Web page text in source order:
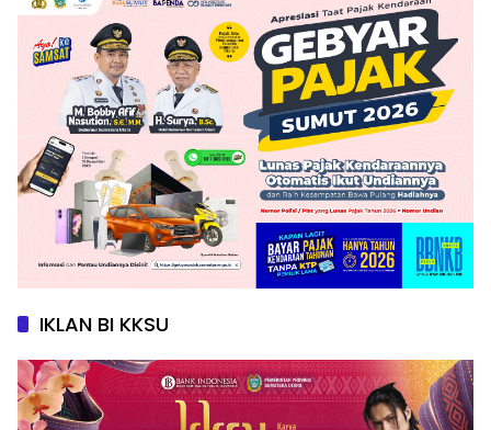
IKLAN BI KKSU